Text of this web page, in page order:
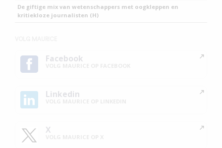
De giftige mix van wetenschappers met oogkleppen en
kritiekloze journalisten (H)
Facebook
Linkedin
X